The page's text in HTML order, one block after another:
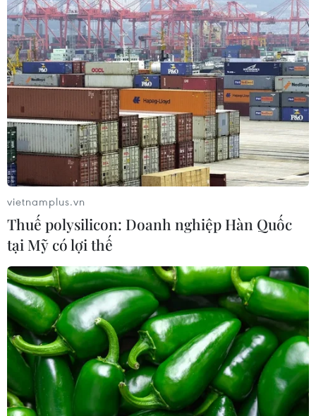
Ba Lan thảo luận việc thành lập căn
cứ quân sự thường trực với Mỹ
06/08/2026 00:06
Liên hợp quốc: Xung đột Ukraine trải
qua tháng đẫm máu nhất
05/08/2026 23:47
Đức điều tra vụ UAV gắn thuốc nổ
xuất hiện tại sân bay
05/08/2026 23:43
Bất ổn địa chính trị kìm hãm tăng
trưởng Eurozone
05/08/2026 22:59
vietnamplus.vn
Thuế polysilicon: Doanh nghiệp Hàn Quốc
tại Mỹ có lợi thế